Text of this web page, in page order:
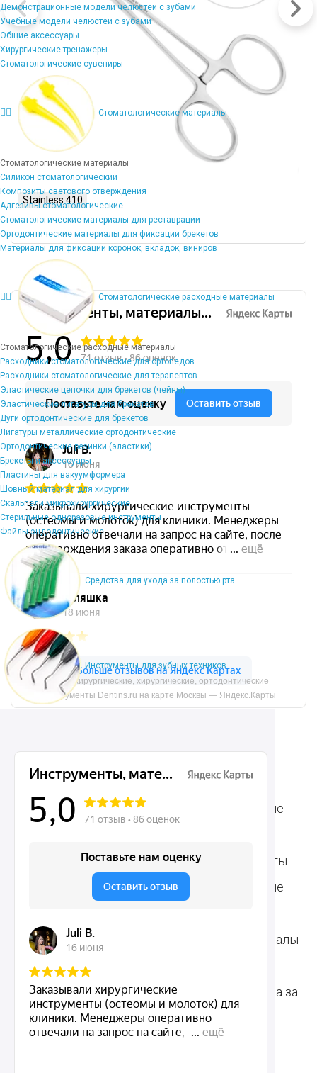
Демонстрационные модели челюстей с зубами
Учебные модели челюстей с зубами
Общие аксессуары
Хирургические тренажеры
Стоматологические сувениры
Стоматологические материалы
Стоматологические материалы
Силикон стоматологический
Композиты светового отверждения
Адгезивы стоматологические
Стоматологические материалы для реставрации
Ортодонтические материалы для фиксации брекетов
Материалы для фиксации коронок, вкладок, виниров
Стоматологические расходные материалы
Стоматологические расходные материалы
Расходники стоматологические для ортопедов
Расходники стоматологические для терапевтов
Эластические цепочки для брекетов (чейны)
Эластические лигатуры для брекетов
Дуги ортодонтические для брекетов
Лигатуры металлические ортодонтические
Ортодонтические резинки (эластики)
Брекеты и аксессуары
Пластины для вакуумформера
Шовный материал для хирургии
Скальпели микрохирургические
Стерильные одноразовые инструменты
Файлы эндодонтические
Средства для ухода за полостью рта
Инструменты для зубных техников
Stainless 410
Микрохирургические, хирургические, ортодонтические
инструменты Dentins.ru на карте Москвы — Яндекс.Карты
Ассортимент
Популярные наборы
инструменты
Пародонтологические
Ортодонтические
инструменты
Терапевтические
инструменты
Стоматологические
Общие инструменты
Стоматологические
Расходные материалы
Средства для ухода за
полостью рта